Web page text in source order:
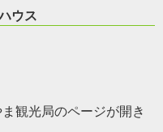
ウス
ま観光局のページが開き